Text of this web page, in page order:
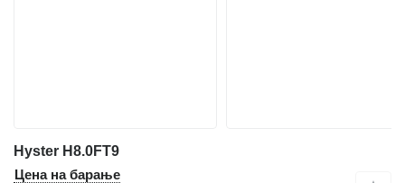
Hyster H8.0FT9
Цена на барање